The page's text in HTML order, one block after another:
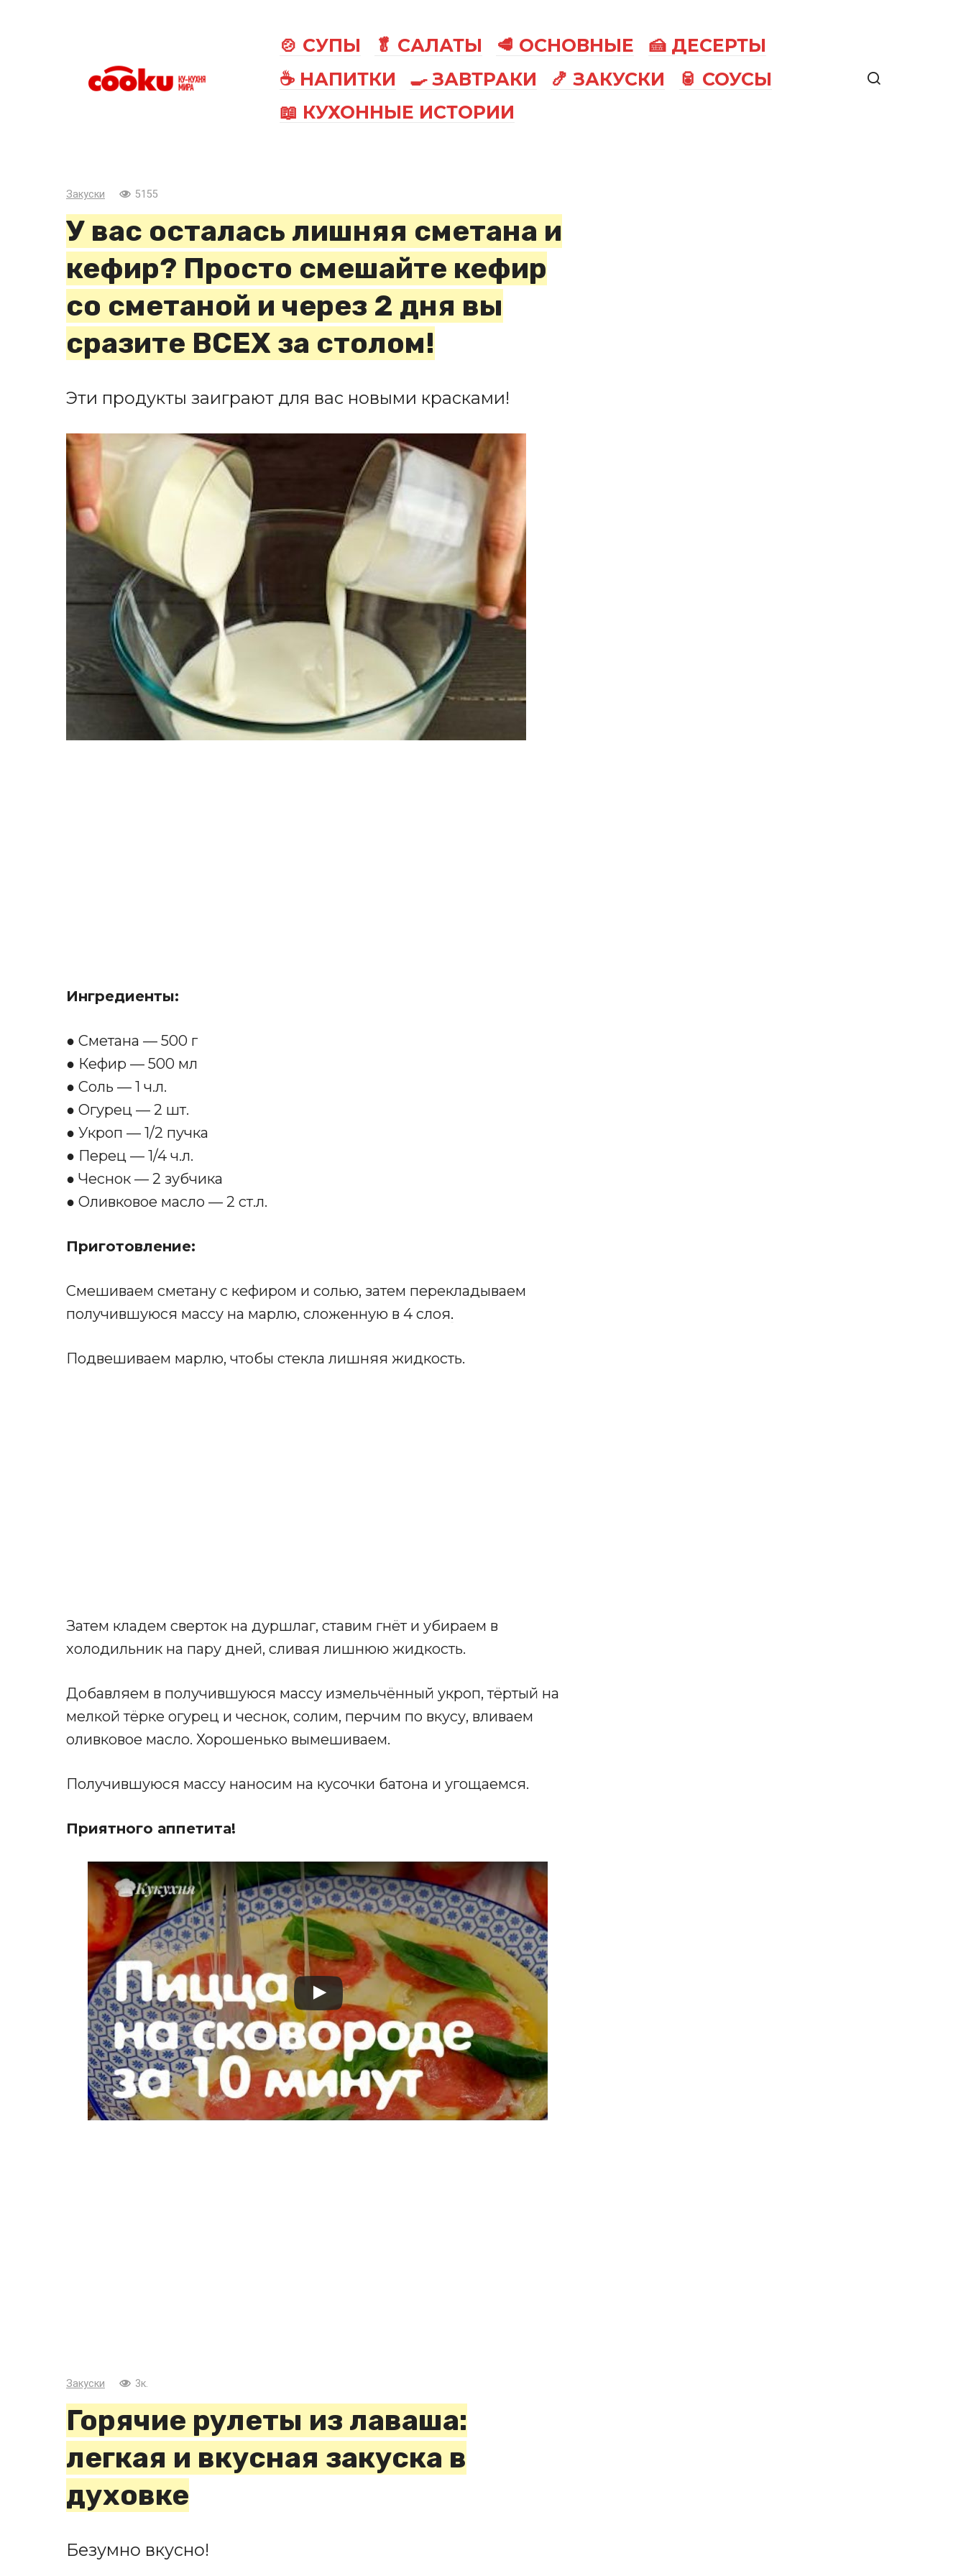
🍲 СУПЫ 🥬 САЛАТЫ 🥩 ОСНОВНЫЕ
🍰 ДЕСЕРТЫ
☕ НАПИТКИ
🍳 ЗАВТРАКИ 🍤 ЗАКУСКИ
🥫 СОУСЫ
📖 КУХОННЫЕ ИСТОРИИ
Закуски 5155
У вас осталась лишняя сметана и
кефир? Просто смешайте кефир
со сметаной и через 2 дня вы
сразите ВСЕХ за столом!
Эти продукты заиграют для вас новыми красками!
Ингредиенты:
● Сметана — 500 г
● Кефир — 500 мл
● Соль — 1 ч.л.
● Огурец — 2 шт.
● Укроп — 1/2 пучка
● Перец — 1/4 ч.л.
● Чеснок — 2 зубчика
● Оливковое масло — 2 ст.л.
Приготовление:
Смешиваем сметану с кефиром и солью, затем перекладываем
получившуюся массу на марлю, сложенную в 4 слоя.
Подвешиваем марлю, чтобы стекла лишняя жидкость.
Затем кладем сверток на дуршлаг, ставим гнёт и убираем в
холодильник на пару дней, сливая лишнюю жидкость.
Добавляем в получившуюся массу измельчённый укроп, тёртый на
мелкой тёрке огурец и чеснок, солим, перчим по вкусу, вливаем
оливковое масло. Хорошенько вымешиваем.
Получившуюся массу наносим на кусочки батона и угощаемся.
Приятного аппетита!
Закуски 3к.
Горячие рулеты из лаваша:
легкая и вкусная закуска в
духовке
Безумно вкусно!